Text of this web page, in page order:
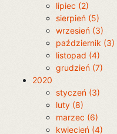
lipiec (2)
sierpień (5)
wrzesień (3)
październik (3)
listopad (4)
grudzień (7)
2020
styczeń (3)
luty (8)
marzec (6)
kwiecień (4)